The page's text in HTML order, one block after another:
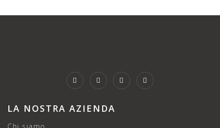
LA NOSTRA AZIENDA